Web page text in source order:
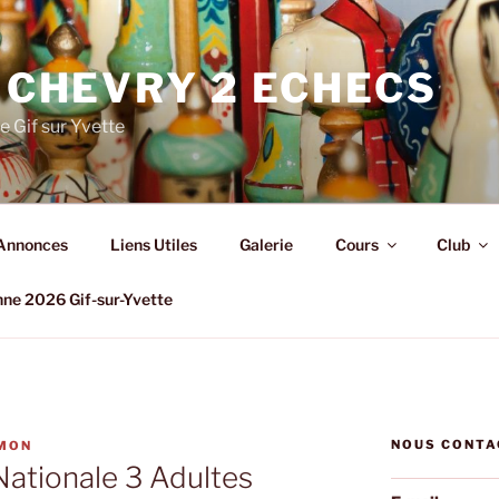
2 ECHECS
Gif sur Yvette
Liens Utiles Galerie Cours Club
2026 Gif-sur-Yvette
3 Adultes
NOUS